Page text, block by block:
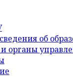
об
органы